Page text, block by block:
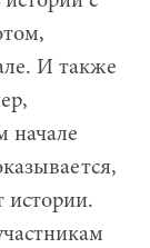
И также
начале
истории.